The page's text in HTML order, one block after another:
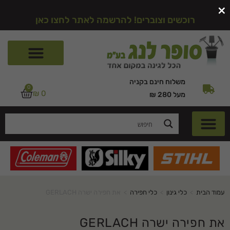
רוכשים וצוברים! להרשמה לאתר לחצו כאן
משלוח חינם בקניה
מעל 280 ₪
₪ 0
0
עמוד הבית כלי גינון כלי חפירה
את חפירה ישרה GERLACH
×